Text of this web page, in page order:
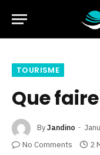
TOURISME
Que
ByJandino
No Comments
2